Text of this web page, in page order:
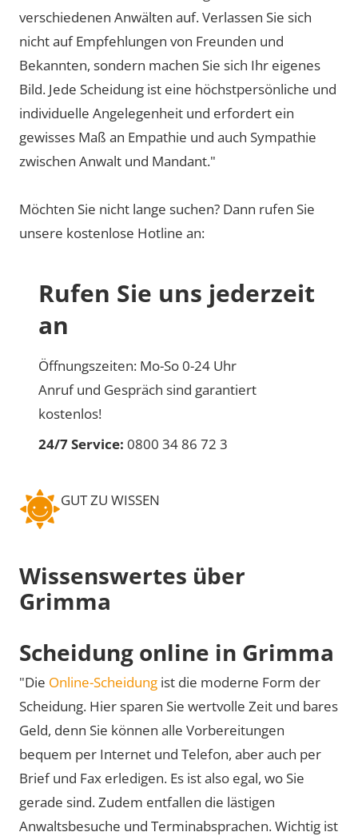
verschiedenen Anwälten auf. Verlassen Sie sich
nicht auf Empfehlungen von Freunden und
Bekannten, sondern machen Sie sich Ihr eigenes
Bild. Jede Scheidung ist eine höchstpersönliche und
individuelle Angelegenheit und erfordert ein
gewisses Maß an Empathie und auch Sympathie
zwischen Anwalt und Mandant."
Möchten Sie nicht lange suchen? Dann rufen Sie
unsere kostenlose Hotline an:
Rufen Sie uns jederzeit
an
Öffnungszeiten: Mo-So 0-24 Uhr
Anruf und Gespräch sind garantiert
kostenlos!
24/7 Service: 0800 34 86 72 3
GUT ZU WISSEN
Wissenswertes über
Grimma
Scheidung online in Grimma
"Die Online-Scheidung ist die moderne Form der
Scheidung. Hier sparen Sie wertvolle Zeit und bares
Geld, denn Sie können alle Vorbereitungen
bequem per Internet und Telefon, aber auch per
Brief und Fax erledigen. Es ist also egal, wo Sie
gerade sind. Zudem entfallen die lästigen
Anwaltsbesuche und Terminabsprachen. Wichtig ist